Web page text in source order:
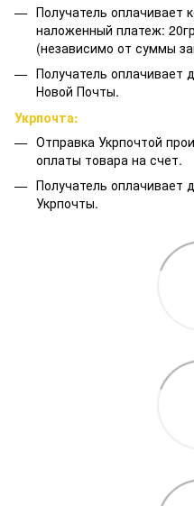
Получатель оплачивает
наложенный платеж:
(независимо от суммы
Получатель оплачивает
Новой Почты.
Укрпочта:
Отправка Укрпочтой
оплаты товара на счет.
Получатель оплачивает
Укрпочты.